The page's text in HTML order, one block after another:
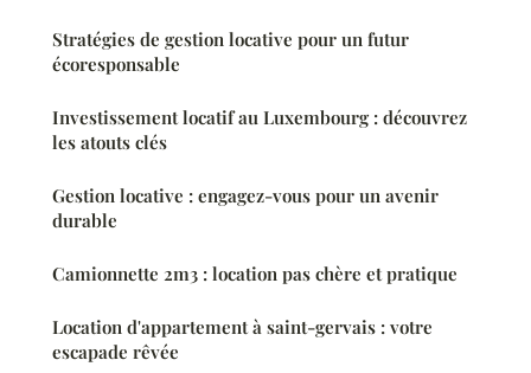
Stratégies de gestion locative pour un futur
écoresponsable
Investissement locatif au Luxembourg : découvrez
les atouts clés
Gestion locative : engagez-vous pour un avenir
durable
Camionnette 2m3 : location pas chère et pratique
Location d'appartement à saint-gervais : votre
escapade rêvée